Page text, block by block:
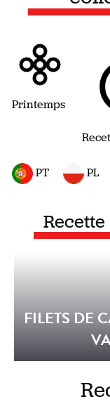
Printemps
PT PL
FILETS DE